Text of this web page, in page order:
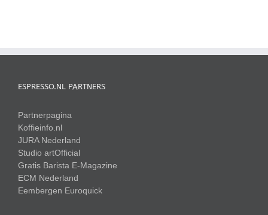
worden
ESPRESSO.NL PARTNERS
Partnerpagina
Koffieinfo.nl
JURA Nederland
Studio artOfficial
Gratis Barista E-Magazine
ECM Nederland
Eembergen Euroquick